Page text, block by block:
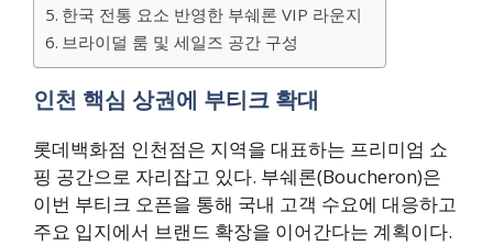
한국 전통 요소 반영한 부쉐론 VIP 라운지
브라이덜 룸 및 세일즈 공간 구성
인천 핵심 상권에 부티크 확대
롯데백화점 인천점은 지역을 대표하는 프리미엄 쇼
핑 공간으로 자리잡고 있다. 부쉐론(Boucheron)은
이번 부티크 오픈을 통해 국내 고객 수요에 대응하고
주요 입지에서 브랜드 확장을 이어간다는 계획이다.